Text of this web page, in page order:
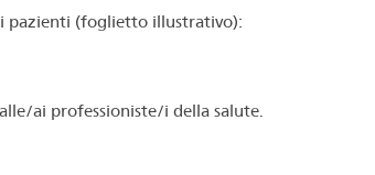
pazienti (foglietto illustrativo):
ai professioniste/i della salute.